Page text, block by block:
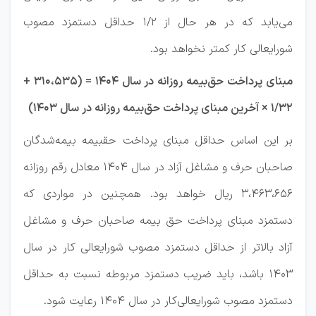
می‌یابد که در هر حال از ۲‏‏‏/۱ حداقل دستمزد مصوب
شورایعالی کار کمتر نخواهد بود.
مبنای پرداخت حق‌بیمه روزانه در سال ۱۴۰۴‬ =‬ (۳۱۰،۵۳۵‬ +‬
۳۲‏‏‏‏‏‏‏‏/۱‬ × آخرین مبنای پرداخت حق‌بیمه روزانه در سال ۱۴۰۳)
بر این اساس حداقل مبنای پرداخت حق‏بیمه بیمه‏‌شدگان
صاحبان حرف و مشاغل آزاد در سال ۱۴۰۴ معادل رقم روزانه
۳،۴۶۳،۶۵۶ ریال خواهد بود. همچنین در مواردی که
دستمزد مبنای پرداخت حق‬ ‏بیمه صاحبان حرف و مشاغل
آزاد بالاتر از حداقل دستمزد مصوب شورایعالی کار در سال
۱۴۰۳ ‏باشد، باید ضریب دستمزد مربوطه نسبت به حداقل
دستمزد مصوب شورایعالی‌کار در سال ۱۴۰۴ رعایت شود.